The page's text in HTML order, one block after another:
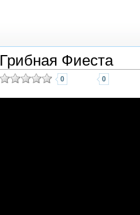
Грибная Фиеста
0 0